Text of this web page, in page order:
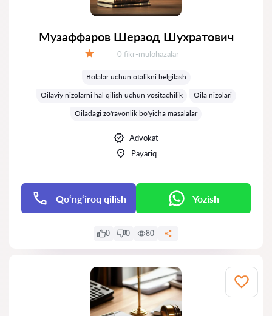
Музаффаров Шерзод Шухратович
Fikrlar:
0 fikr-mulohazalar
Bolalar uchun otalikni belgilash
Oilaviy nizolarni hal qilish uchun vositachilik
Oila nizolari
Oiladagi zo'ravonlik bo'yicha masalalar
Advokat
Payariq
Qo‘ng‘iroq qilish Yozish
0 0 80